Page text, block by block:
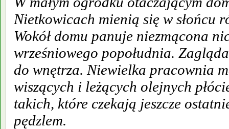
Nietkowicach mienią się w słońcu
Wokół domu panuje niezmącona
wrześniowego popołudnia.
do wnętrza. Niewielka pracownia
wiszących i leżących olejnych
takich, które czekają jeszcze
pędzlem.